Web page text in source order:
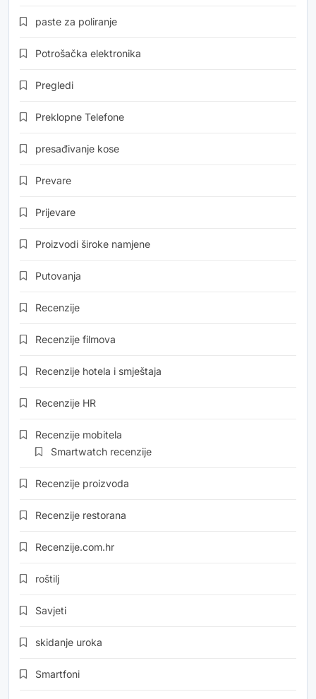
paste za poliranje
Potrošačka elektronika
Pregledi
Preklopne Telefone
presađivanje kose
Prevare
Prijevare
Proizvodi široke namjene
Putovanja
Recenzije
Recenzije filmova
Recenzije hotela i smještaja
Recenzije HR
Recenzije mobitela
Smartwatch recenzije
Recenzije proizvoda
Recenzije restorana
Recenzije.com.hr
roštilj
Savjeti
skidanje uroka
Smartfoni